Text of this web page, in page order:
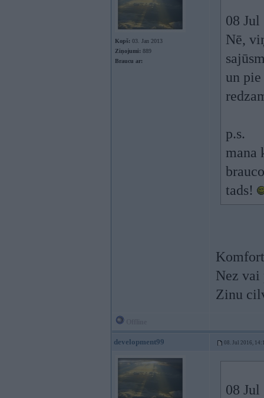
Kopš: 03. Jan 2013
Ziņojumi: 889
Braucu ar:
08
Nē,
un
p.s.
mana
tads!
Nez vai
Zinu
development99 08. Jul 2016,
08